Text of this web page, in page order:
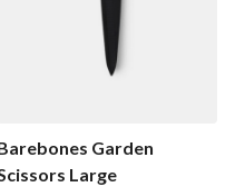
Garden
Large